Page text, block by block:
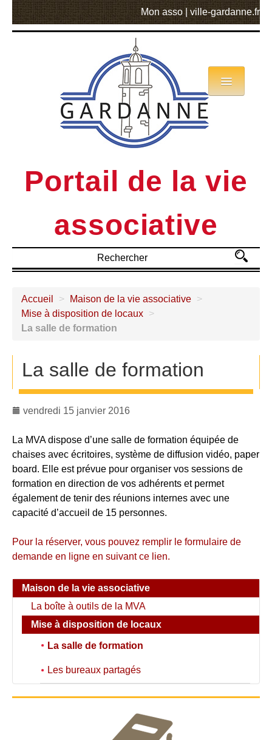
Mon asso ville-gardanne.fr
Portail de la vie
associative
Annuaire
Actualités
MVA
Accueil > Maison de la vie associative >
Mise à disposition de locaux >
La salle de formation
La salle de formation
vendredi 15 janvier 2016
La MVA dispose d’une salle de formation équipée de
chaises avec écritoires, système de diffusion vidéo, paper
board. Elle est prévue pour organiser vos sessions de
formation en direction de vos adhérents et permet
également de tenir des réunions internes avec une
capacité d’accueil de 15 personnes.
Pour la réserver, vous pouvez remplir le formulaire de
demande en ligne en suivant ce lien.
Maison de la vie associative
La boîte à outils de la MVA
Mise à disposition de locaux
La salle de formation
Les bureaux partagés